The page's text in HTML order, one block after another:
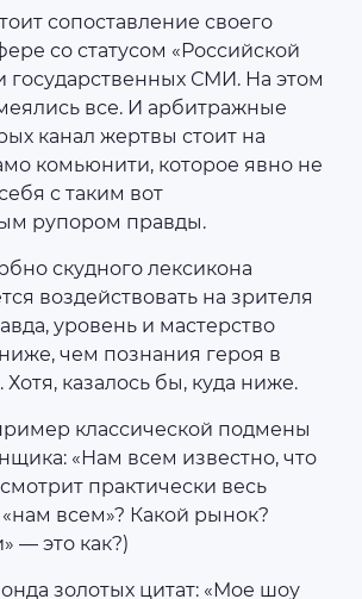
сопоставление своего
со статусом «Российской
государственных СМИ. На этом
все. И арбитражные
канал жертвы стоит на
комьюнити, которое явно не
с таким вот
рупором правды.
скудного лексикона
воздействовать на зрителя
уровень и мастерство
чем познания героя в
Хотя, казалось бы, куда ниже.
классической подмены
«Нам всем известно, что
практически весь
всем»? Какой рынок?
— это как?)
золотых цитат: «Мое шоу